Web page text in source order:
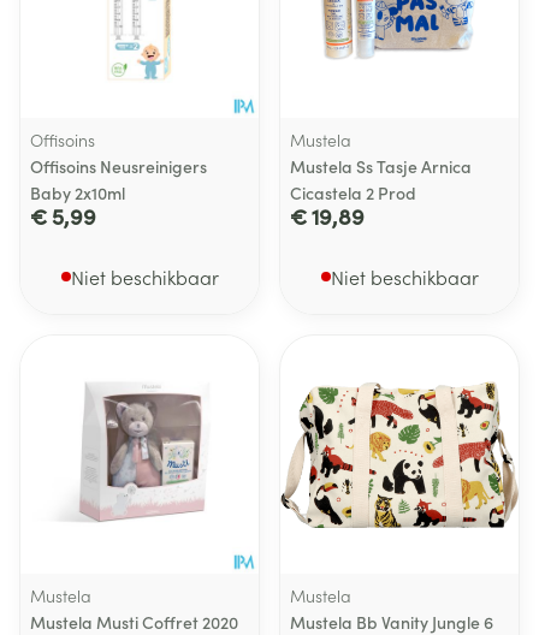
Offisoins
Offisoins Neusreinigers
Baby 2x10ml
€ 5,99
Niet beschikbaar
Mustela
Mustela Ss Tasje Arnica
Cicastela 2 Prod
€ 19,89
Niet beschikbaar
Mustela
Mustela Musti Coffret 2020
Mustela
Mustela Bb Vanity Jungle 6